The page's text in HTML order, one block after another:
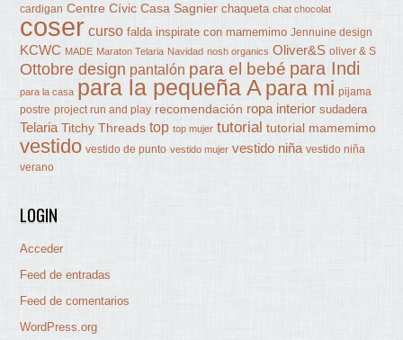
cardigan Centre Cívic Casa Sagnier chaqueta chat chocolat
coser curso falda inspirate con mamemimo Jennuine design
KCWC MADE Maraton Telaria Navidad nosh organics Oliver&S oliver & S
Ottobre design pantalón para el bebé para Indi
para la casa para la pequeña A para mi pijama
postre project run and play recomendación ropa interior sudadera
Telaria Titchy Threads top top mujer tutorial tutorial mamemimo
vestido vestido de punto vestido mujer vestido niña vestido niña
verano
LOGIN
Acceder
Feed de entradas
Feed de comentarios
WordPress.org